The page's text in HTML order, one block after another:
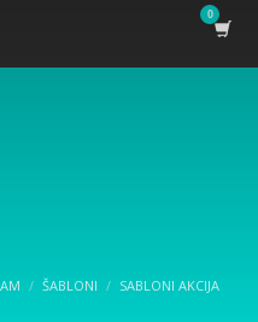
ŠABLONI
SABLONI AKCIJA